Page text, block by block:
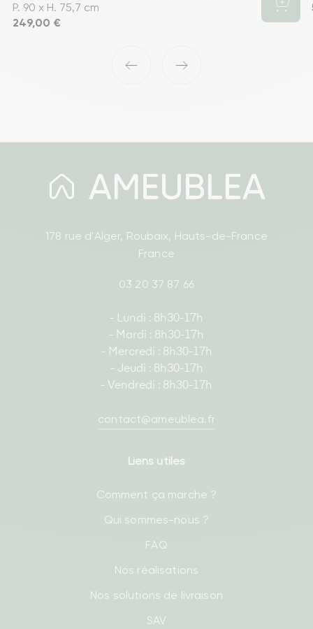
P. 90 x H. 75,7 cm
Prix
249,00 €
‹ ›
178 rue d'Alger, Roubaix, Hauts-de-France
France
03 20 37 87 66
- Lundi : 8h30-17h
- Mardi : 8h30-17h
- Mercredi : 8h30-17h
- Jeudi : 8h30-17h
- Vendredi : 8h30-17h
contact@ameublea.fr
Liens utiles
Comment ça marche ?
Qui sommes-nous ?
FAQ
Nos réalisations
Nos solutions de livraison
SAV